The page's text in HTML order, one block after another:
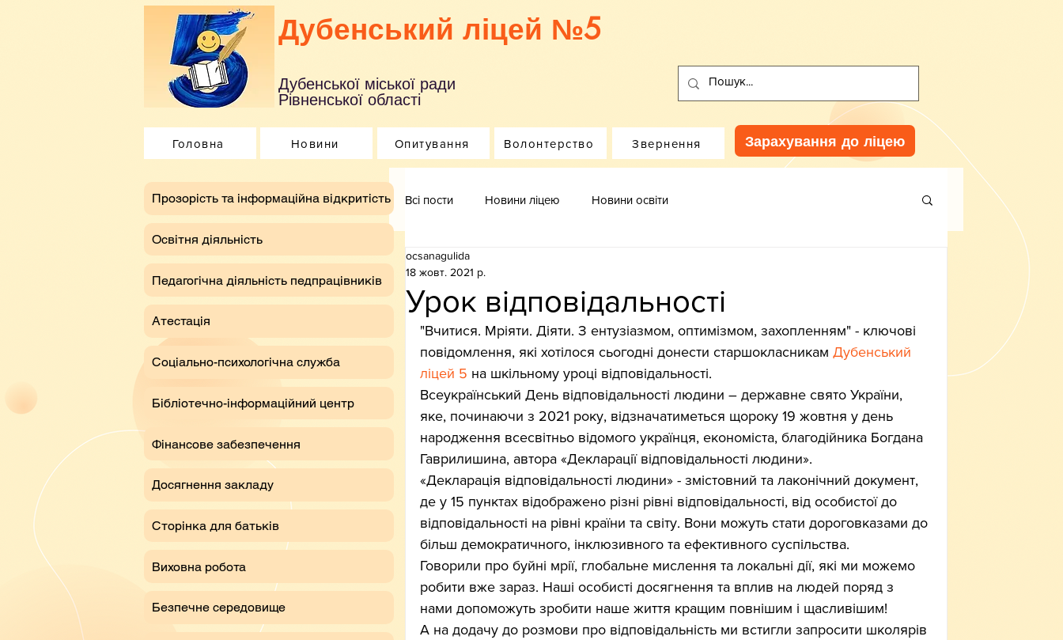
Дубенський ліцей №5
Дубенської міської ради
Рівненської області
Головна Новини Опитування Волонтерство Звернення Зарахування до ліцею
Всі пости Новини ліцею Новини освіти
Урок відповідальності
ocsanagulida
18 жовт. 2021 р.
"Вчитися. Мріяти. Діяти. З ентузіазмом, оптимізмом, захопленням" - ключові
повідомлення, які хотілося сьогодні донести старшокласникам Дубенський
ліцей 5 на шкільному уроці відповідальності.
Всеукраїнський День відповідальності людини – державне свято України,
яке, починаючи з 2021 року, відзначатиметься щороку 19 жовтня у день
народження всесвітньо відомого українця, економіста, благодійника Богдана
Гаврилишина, автора «Декларації відповідальності людини».
«Декларація відповідальності людини» - змістовний та лаконічний документ,
де у 15 пунктах відображено різні рівні відповідальності, від особистої до
відповідальності на рівні країни та світу. Вони можуть стати дороговказами до
більш демократичного, інклюзивного та ефективного суспільства.
Говорили про буйні мрії, глобальне мислення та локальні дії, які ми можемо
робити вже зараз. Наші особисті досягнення та вплив на людей поряд з
нами допоможуть зробити наше життя кращим повнішим і щасливішим!
А на додачу до розмови про відповідальність ми встигли запросити школярів
​Прозорість та інформаційна відкритість
Освітня діяльність
Педагогічна діяльність педпрацівників
Атестація
Соціально-психологічна служба
Бібліотечно-інформаційний центр
Фінансове забезпечення
Досягнення закладу
Сторінка для батьків
Виховна робота
Безпечне середовище